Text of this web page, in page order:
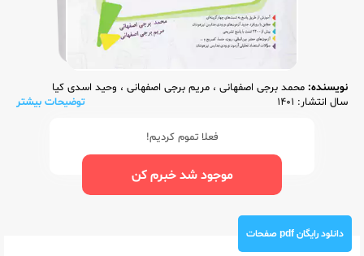
نویسنده: محمد برجی اصفهانی ، مریم برجی اصفهانی ، وحید اسدی کیا
سال انتشار: 1401
توضیحات بیشتر
فعلا تموم کردیم!
موجود شد خبرم کن
دانلود رایگان pdf صفحات